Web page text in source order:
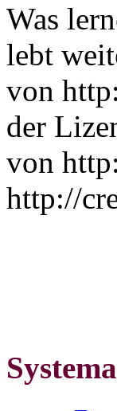
Was
lebt
von
der
von
http://